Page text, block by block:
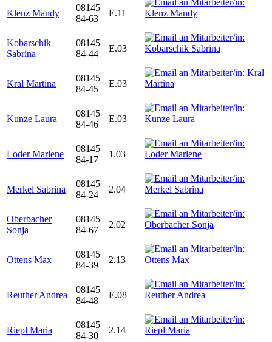
Klenz Mandy
08145
84-63
E.11
Kobarschik
Sabrina
08145
84-44
E.03
Kral Martina
08145
84-45
E.03
Kunze Laura
08145
84-46
E.03
Loder Marlene
08145
84-17
1.03
Merkel Sabrina
08145
84-24
2.04
Oberbacher
Sonja
08145
84-67
2.02
Ottens Max
08145
84-39
2.13
Reuther Andrea
08145
84-48
E.08
Riepl Maria
08145
84-30
2.14